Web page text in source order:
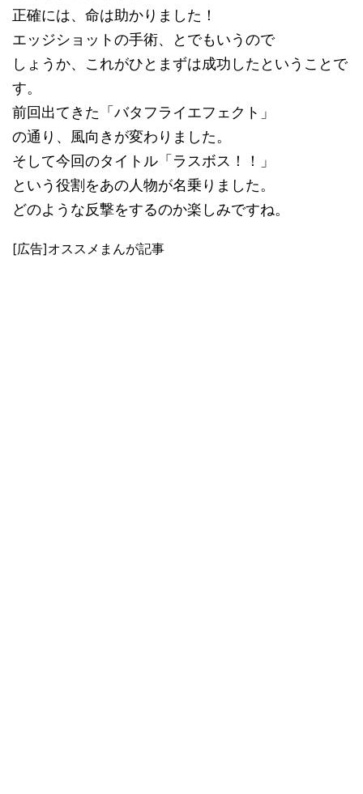
正確には、命は助かりました！
エッジショットの手術、とでもいうので
しょうか、これがひとまずは成功したということで
す。
前回出てきた「バタフライエフェクト」
の通り、風向きが変わりました。
そして今回のタイトル「ラスボス！！」
という役割をあの人物が名乗りました。
どのような反撃をするのか楽しみですね。
[広告]オススメまんが記事